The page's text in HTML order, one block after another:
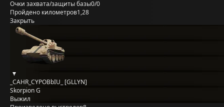
Очки захвата/защиты базы0/0
Пройдено километров1,28
Закрыть
_CAHR_CYPOBbIU_ [GLLYN]
Skorpion G
Выжил